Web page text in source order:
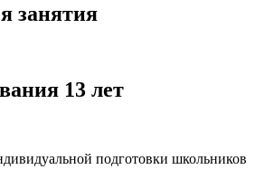
занятия
13 лет
подготовки школьников